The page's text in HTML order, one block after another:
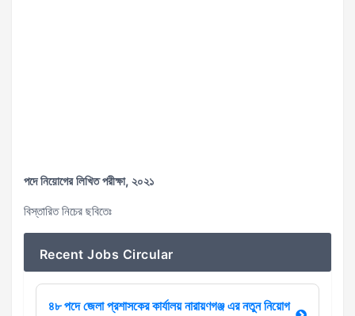
পদে নিয়ােগের লিখিত পরীক্ষা, ২০২১
বিস্তারিত নিচের ছবিতেঃ
Recent Jobs Circular
৪৮ পদে জেলা প্রশাসকের কার্যালয় নারায়ণগঞ্জ এর নতুন নিয়োগ